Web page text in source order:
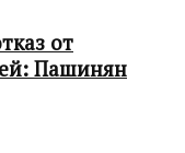
от
Пашинян